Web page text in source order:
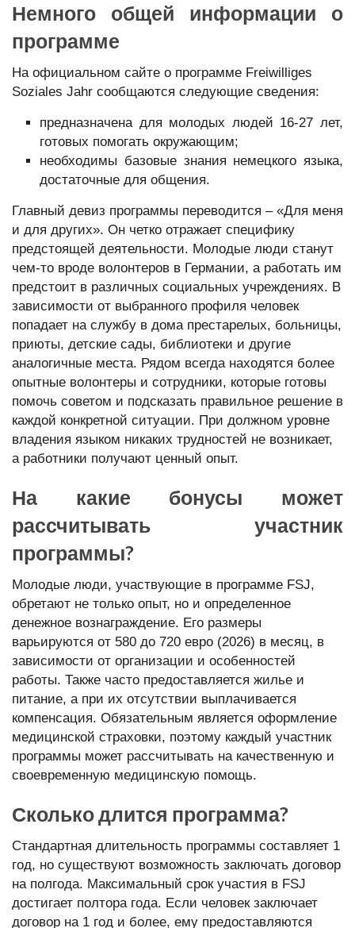
Немного общей информации о
программе
На официальном сайте о программе Freiwilliges
Soziales Jahr сообщаются следующие сведения:
предназначена для молодых людей 16-27 лет,
готовых помогать окружающим;
необходимы базовые знания немецкого языка,
достаточные для общения.
Главный девиз программы переводится – «Для меня
и для других». Он четко отражает специфику
предстоящей деятельности. Молодые люди станут
чем-то вроде волонтеров в Германии, а работать им
предстоит в различных социальных учреждениях. В
зависимости от выбранного профиля человек
попадает на службу в дома престарелых, больницы,
приюты, детские сады, библиотеки и другие
аналогичные места. Рядом всегда находятся более
опытные волонтеры и сотрудники, которые готовы
помочь советом и подсказать правильное решение в
каждой конкретной ситуации. При должном уровне
владения языком никаких трудностей не возникает,
а работники получают ценный опыт.
На какие бонусы может
рассчитывать участник
программы?
Молодые люди, участвующие в программе FSJ,
обретают не только опыт, но и определенное
денежное вознаграждение. Его размеры
варьируются от 580 до 720 евро (2026) в месяц, в
зависимости от организации и особенностей
работы. Также часто предоставляется жилье и
питание, а при их отсутствии выплачивается
компенсация. Обязательным является оформление
медицинской страховки, поэтому каждый участник
программы может рассчитывать на качественную и
своевременную медицинскую помощь.
Сколько длится программа?
Стандартная длительность программы составляет 1
год, но существуют возможность заключать договор
на полгода. Максимальный срок участия в FSJ
достигает полтора года. Если человек заключает
договор на 1 год и более, ему предоставляются